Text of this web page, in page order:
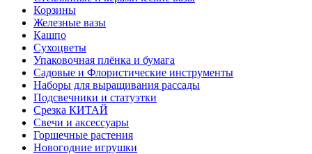
Корзины
Железные вазы
Кашпо
Сухоцветы
Упаковочная плёнка и бумага
Садовые и Флористические инструменты
Наборы для выращивания рассады
Подсвечники и статуэтки
Срезка КИТАЙ
Свечи и аксессуары
Горшечные растения
Новогодние игрушки